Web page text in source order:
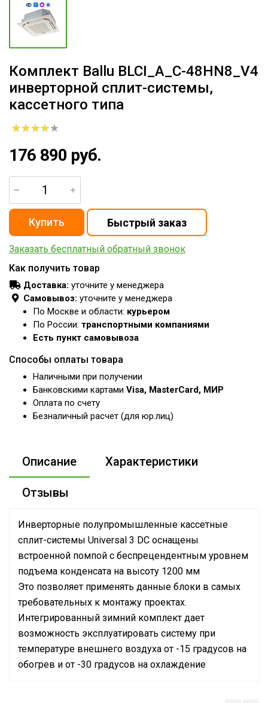
Комплект Ballu BLCI_A_C-48HN8_V4
инверторной сплит-системы,
кассетного типа
176 890 руб.
Заказать бесплатный обратный звонок
Как получить товар
Доставка: уточните у менеджера
Самовывоз: уточните у менеджера
По Москве и области: курьером
По России: транспортными компаниями
Есть пункт самовывоза
Способы оплаты товара
Наличными при получении
Банковскими картами Visa, MasterCard, МИР
Оплата по счету
Безналичный расчет (для юр.лиц)
Описание Характеристики
Отзывы
Инверторные полупромышленные кассетные
сплит-системы Universal 3 DC оснащены
встроенной помпой с беспрецендентным уровнем
подъема конденсата на высоту 1200 мм
Это позволяет применять данные блоки в самых
требовательных к монтажу проектах.
Интегрированный зимний комплект дает
возможность эксплуатировать систему при
температуре внешнего воздуха от -15 градусов на
обогрев и от -30 градусов на охлаждение